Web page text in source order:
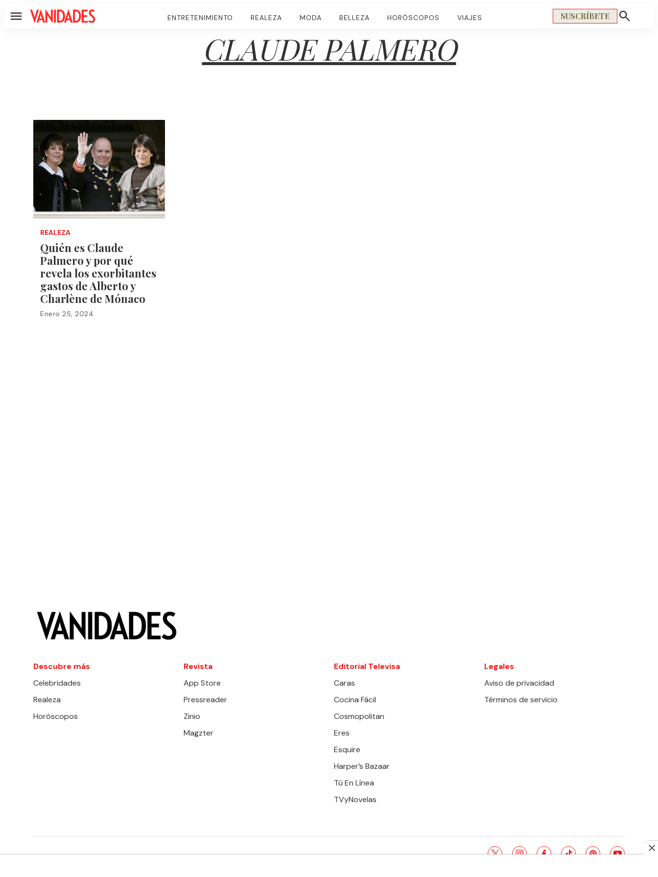
Menú ENTRETENIMIENTO REALEZA MODA BELLEZA HORÓSCOPOS VIAJES SUSCRÍBETE
Mostrar
CLAUDE PALMERO
REALEZA
Quién es Claude
Palmero y por qué
revela los exorbitantes
gastos de Alberto y
Charlène de Mónaco
Enero 25, 2024
Descubre más
Celebridades
Realeza
Horóscopos
Revista
App Store
Pressreader
Zinio
Magzter
Editorial Televisa
Caras
Cocina Fácil
Cosmopolitan
Eres
Esquire
Harper’s Bazaar
Tú En Línea
TVyNovelas
Legales
Aviso de privacidad
Términos de servicio
EDITORIAL TELEVISA S.A. DE C.V. TODOS LOS DERECHOS RESERVADOS. TBG - EDITORIAL TELEVISA - LIFESTYLES twitterinstagramfacebooktiktokpinterestyoutube